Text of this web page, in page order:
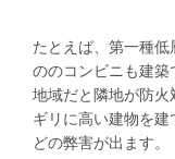
たとえば、第一種
ののコンビニも建
地域だと隣地が防火
ギリに高い建物を
どの弊害が出ます。